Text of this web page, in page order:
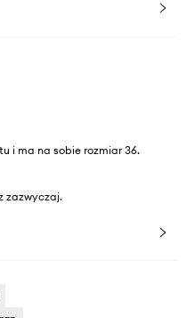
i ma na sobie rozmiar 36.
zazwyczaj.